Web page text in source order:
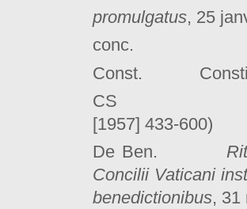
promulgatus, 25
conc.
Const.
CS Pie
[1957] 433-600)
De Ben.
Concilii Vaticani
benedictionibus, 31